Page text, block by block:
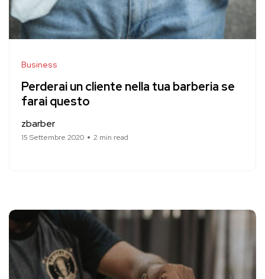
Business
Perderai un cliente nella tua barberia se
farai questo
zbarber
15 Settembre 2020 2 min read